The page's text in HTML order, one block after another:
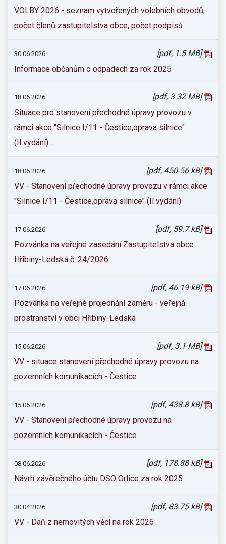
VOLBY 2026 - seznam vytvořených volebních obvodů,
počet členů zastupitelstva obce, počet podpisů
30.06.2026
[pdf, 1.5 MB]
Informace občanům o odpadech za rok 2025
18.06.2026
[pdf, 3.32 MB]
Situace pro stanovení přechodné úpravy provozu v
rámci akce "Silnice I/11 - Čestice,oprava silnice"
(II.vydání) ...
18.06.2026
[pdf, 450.56 kB]
VV - Stanovení přechodné úpravy provozu v rámci akce
"Silnice I/11 - Čestice,oprava silnice" (II.vydání)
17.06.2026
[pdf, 59.7 kB]
Pozvánka na veřejné zasedání Zastupitelstva obce
Hřibiny-Ledská č. 24/2026
17.06.2026
[pdf, 46.19 kB]
Pozvánka na veřejné projednání záměru - veřejná
prostranství v obci Hřibiny-Ledská
15.06.2026
[pdf, 3.1 MB]
VV - situace stanovení přechodné úpravy provozu na
pozemních komunikacích - Čestice
15.06.2026
[pdf, 438.8 kB]
VV - Stanovení přechodné úpravy provozu na
pozemních komunikacích - Čestice
08.06.2026
[pdf, 178.88 kB]
Návrh závěrečného účtu DSO Orlice za rok 2025
30.04.2026
[pdf, 83.75 kB]
VV - Daň z nemovitých věcí na rok 2026